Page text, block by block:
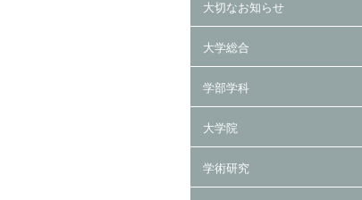
大切なお知らせ
大学総合
学部学科
大学院
学術研究